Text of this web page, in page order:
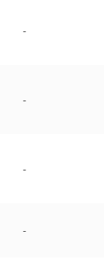
-
-
-
-